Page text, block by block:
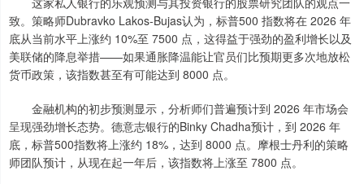
致。策略师Dubravko Lakos-Bujas认为，标普500 指数将在 2026 年
底从当前水平上涨约 10%至 7500 点，这得益于强劲的盈利增长以及
美联储的降息举措——如果通胀降温能让官员们比预期更多次地放松
货币政策，该指数甚至有可能达到 8000 点。
金融机构的初步预测显示，分析师们普遍预计到 2026 年市场会
呈现强劲增长态势。德意志银行的Binky Chadha预计，到 2026 年
底，标普500指数将上涨约 18%，达到 8000 点。摩根士丹利的策略
师团队预计，从现在起一年后，该指数将上涨至 7800 点。